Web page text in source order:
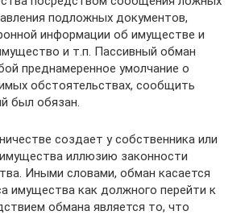
подложных документов,
информации об имуществе и
и т.п. Пассивный обман
преднамеренное умолчание о
обстоятельствах, сообщить
был обязан.
создает у собственника или
иллюзию законности
Иными словами, обман касается
имущества как должного перейти к
обмана является то, что